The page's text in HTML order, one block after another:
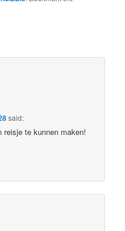
said:
reisje te kunnen maken!